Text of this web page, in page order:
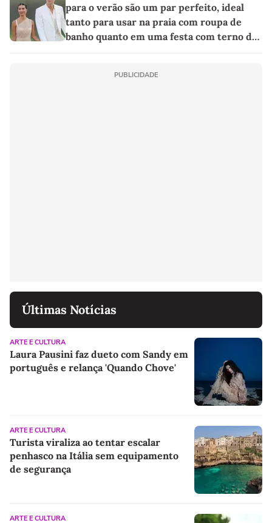
para o verão são um par perfeito, ideal
tanto para usar na praia com roupa de
banho quanto em uma festa com terno de
PUBLICIDADE
Últimas Notícias
ARTE E CULTURA
Laura Pausini faz dueto com Sandy em
português e relança 'Quando Chove'
ARTE E CULTURA
Turista viraliza ao tentar escalar
penhasco na Itália sem equipamento
de segurança
ARTE E CULTURA